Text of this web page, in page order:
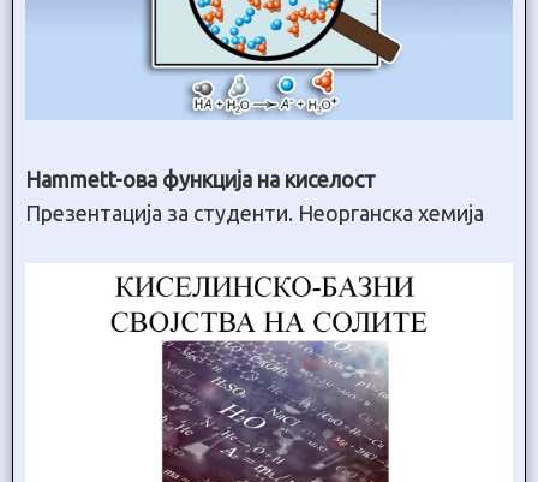
Hammett-oва функција на киселост
Презентација за студенти. Неорганска хемија